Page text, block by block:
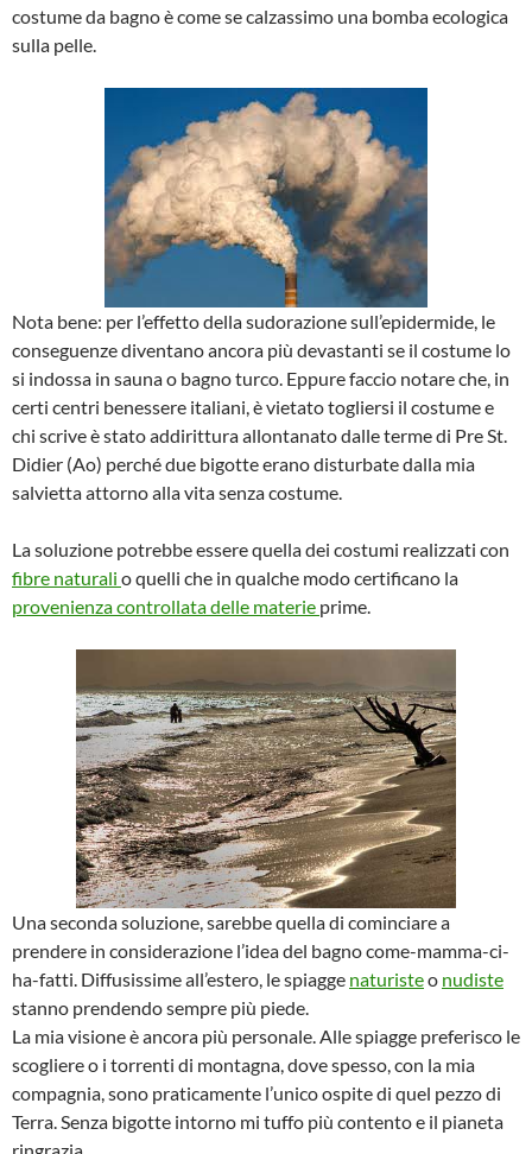
costume da bagno è come se calzassimo una bomba ecologica
sulla pelle.
Nota bene: per l’effetto della sudorazione sull’epidermide, le
conseguenze diventano ancora più devastanti se il costume lo
si indossa in sauna o bagno turco. Eppure faccio notare che, in
certi centri benessere italiani, è vietato togliersi il costume e
chi scrive è stato addirittura allontanato dalle terme di Pre St.
Didier (Ao) perché due bigotte erano disturbate dalla mia
salvietta attorno alla vita senza costume.
La soluzione potrebbe essere quella dei costumi realizzati con
fibre naturali o quelli che in qualche modo certificano la
provenienza controllata delle materie prime.
Una seconda soluzione, sarebbe quella di cominciare a
prendere in considerazione l’idea del bagno come-mamma-ci-
ha-fatti. Diffusissime all’estero, le spiagge naturisteo nudiste
stanno prendendo sempre più piede.
La mia visione è ancora più personale. Alle spiagge preferisco le
scogliere o i torrenti di montagna, dove spesso, con la mia
compagnia, sono praticamente l’unico ospite di quel pezzo di
Terra. Senza bigotte intorno mi tuffo più contento e il pianeta
ringrazia.